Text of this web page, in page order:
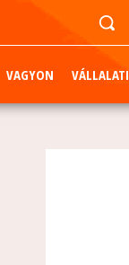
VAGYON VÁLLALATI